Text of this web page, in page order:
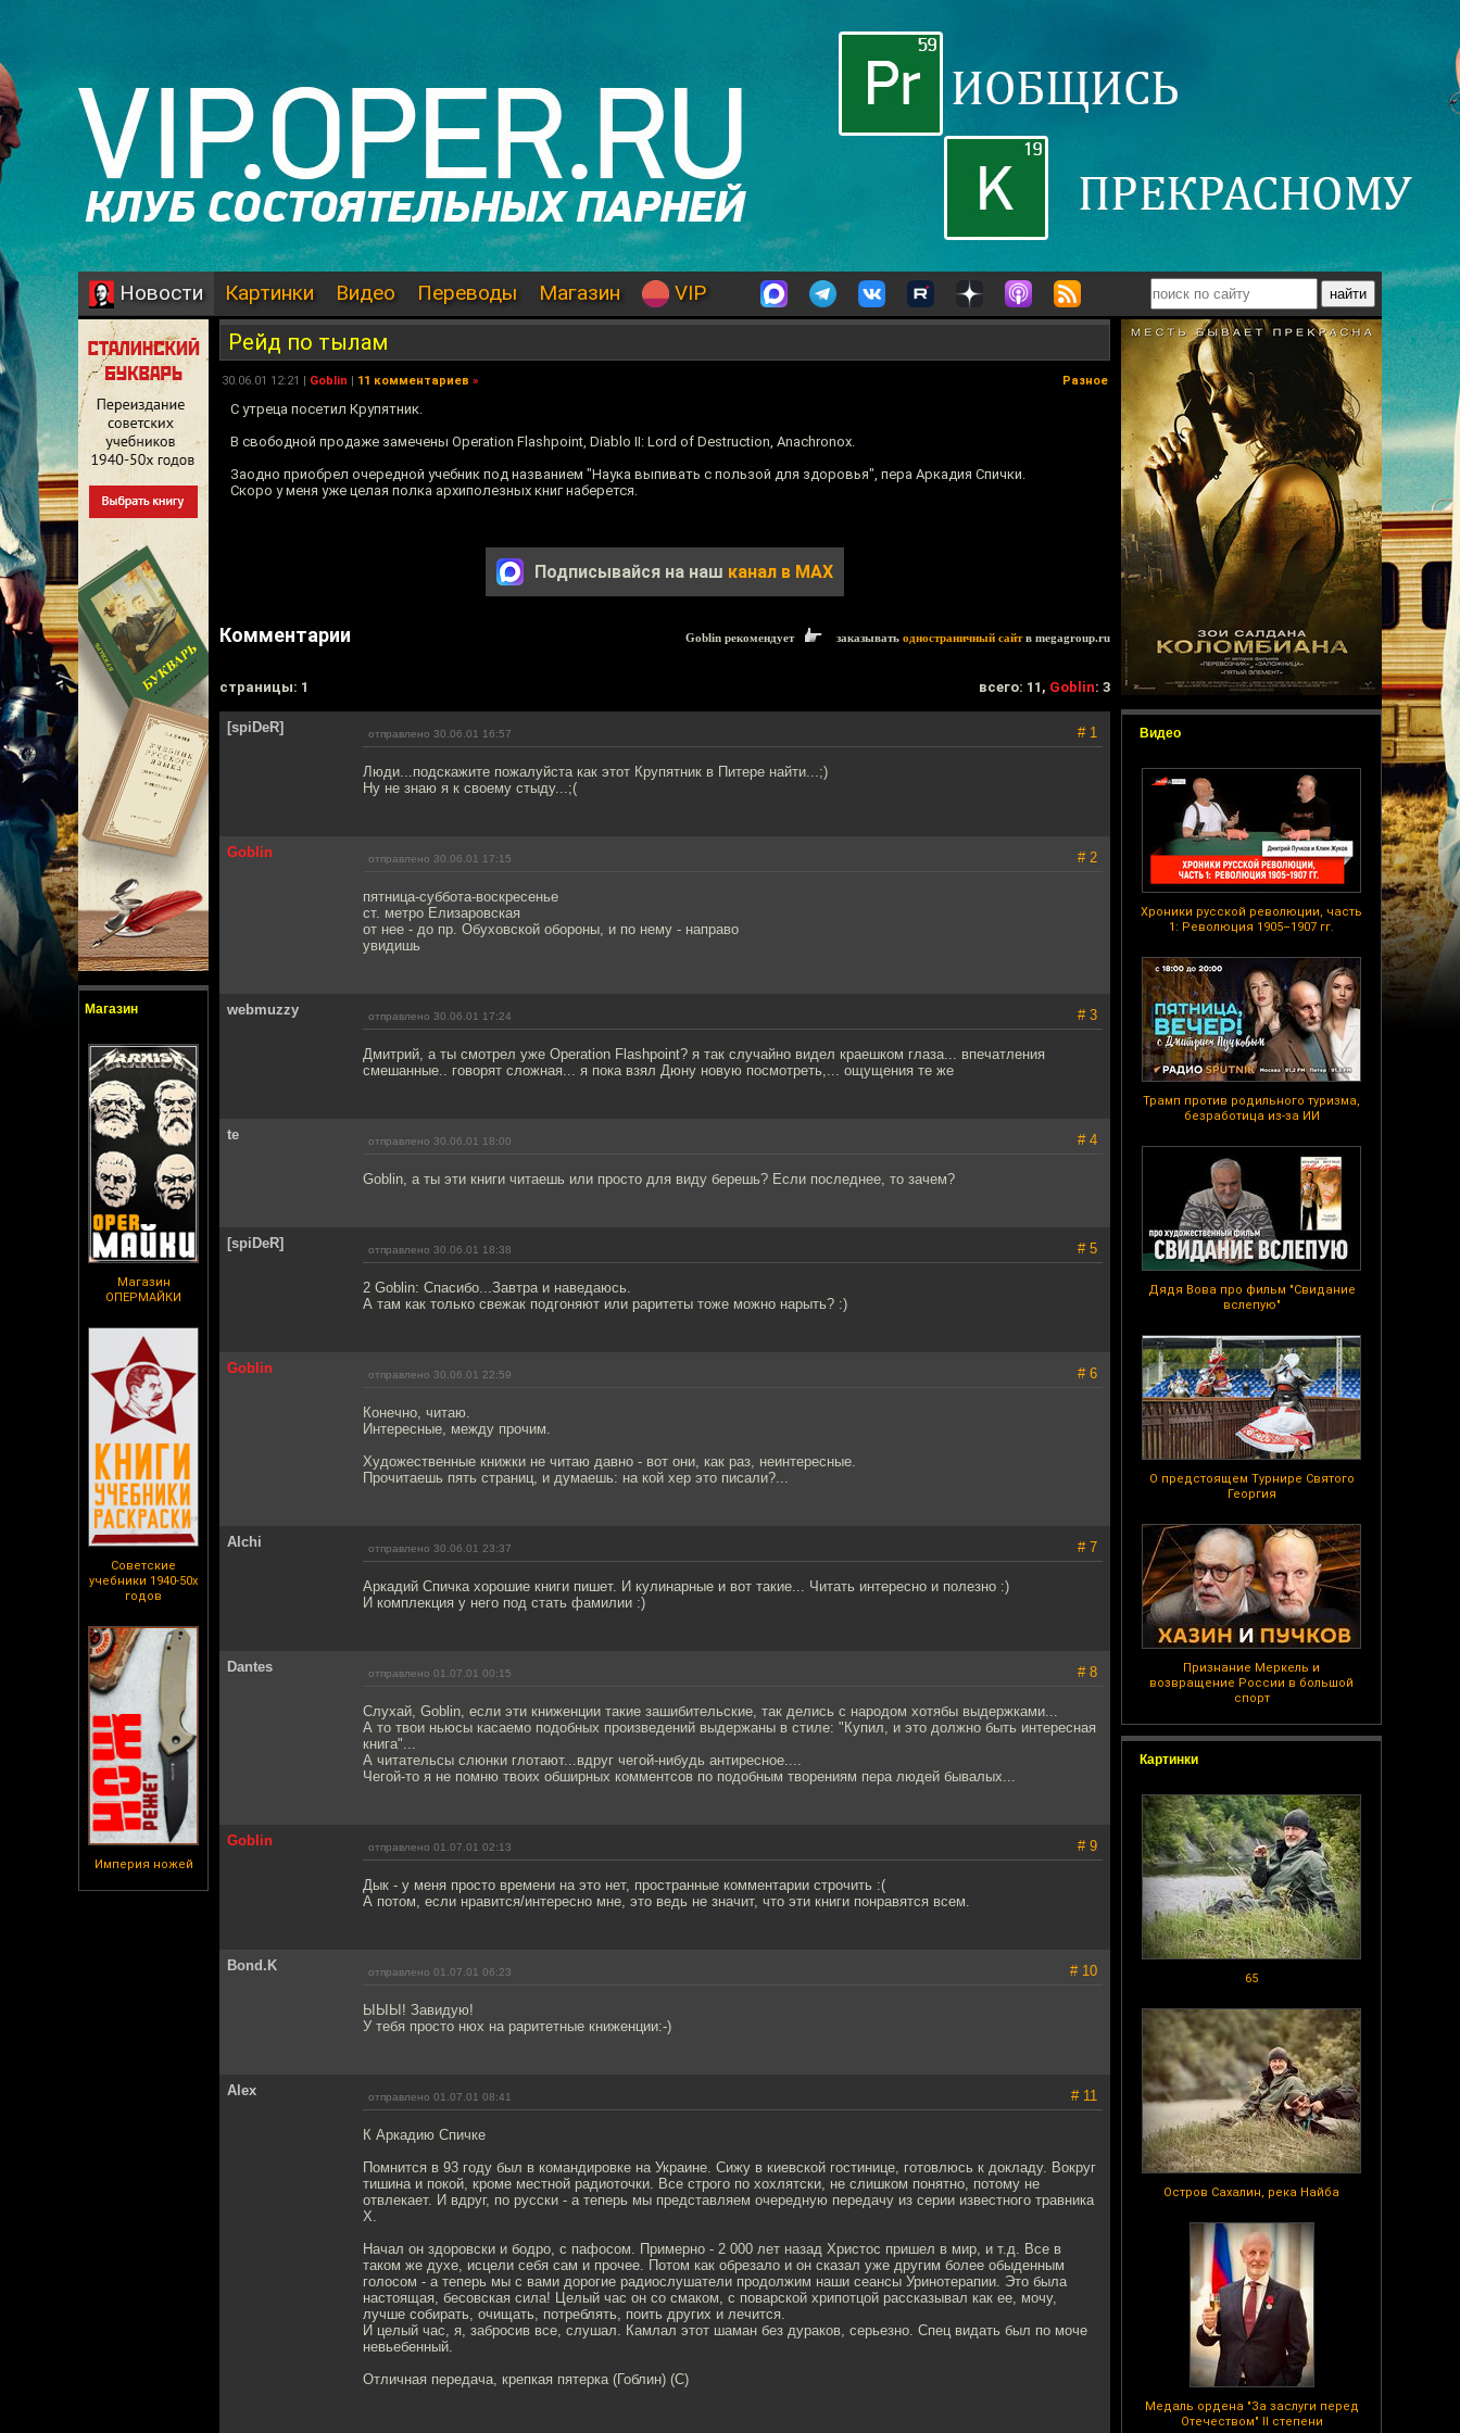
Новости Картинки Видео Переводы Магазин VIP
Магазин
Магазин
ОПЕРМАЙКИ
Советские
учебники 1940-50х
годов
Империя ножей
Видео
Хроники русской революции, часть
1: Революция 1905–1907 гг.
Трамп против родильного туризма,
безработица из-за ИИ
Дядя Вова про фильм "Свидание
вслепую"
О предстоящем Турнире Святого
Георгия
Признание Меркель и
возвращение России в большой
спорт
Картинки
65
Остров Сахалин, река Найба
Медаль ордена "За заслуги перед
Отечеством" II степени
Рейд по тылам
30.06.01 12:21 | Goblin | 11 комментариев » Разное
С утреца посетил Крупятник.
В свободной продаже замечены Operation Flashpoint, Diablo II: Lord of Destruction, Anachronox.
Заодно приобрел очередной учебник под названием "Наука выпивать с пользой для здоровья", пера Аркадия Спички.
Скоро у меня уже целая полка архиполезных книг наберется.
Подписывайся на наш канал в MAX
Комментарии Goblin рекомендует заказывать одностраничный сайтв megagroup.ru
cтраницы: 1 всего: 11, Goblin: 3
[spiDeR] отправлено 30.06.01 16:57 # 1
Люди...подскажите пожалуйста как этот Крупятник в Питере найти...;)
Ну не знаю я к своему стыду...;(
Goblin отправлено 30.06.01 17:15 # 2
пятница-суббота-воскресенье
ст. метро Елизаровская
от нее - до пр. Обуховской обороны, и по нему - направо
увидишь
webmuzzy отправлено 30.06.01 17:24 # 3
Дмитрий, а ты смотрел уже Operation Flashpoint? я так случайно видел краешком глаза... впечатления
смешанные.. говорят сложная... я пока взял Дюну новую посмотреть,... ощущения те же
te отправлено 30.06.01 18:00 # 4
Goblin, а ты эти книги читаешь или просто для виду берешь? Если последнее, то зачем?
[spiDeR] отправлено 30.06.01 18:38 # 5
2 Goblin: Спасибо...Завтра и наведаюсь.
А там как только свежак подгоняют или раритеты тоже можно нарыть? :)
Goblin отправлено 30.06.01 22:59 # 6
Конечно, читаю.
Интересные, между прочим.
Художественные книжки не читаю давно - вот они, как раз, неинтересные.
Прочитаешь пять страниц, и думаешь: на кой хер это писали?...
Alchi отправлено 30.06.01 23:37 # 7
Аркадий Спичка хорошие книги пишет. И кулинарные и вот такие... Читать интересно и полезно :)
И комплекция у него под стать фамилии :)
Dantes отправлено 01.07.01 00:15 # 8
Слухай, Goblin, если эти книженции такие зашибительские, так делись с народом хотябы выдержками...
А то твои ньюсы касаемо подобных произведений выдержаны в стиле: "Купил, и это должно быть интересная
книга"...
А читательсы слюнки глотают...вдруг чегой-нибудь антиресное....
Чегой-то я не помню твоих обширных комментсов по подобным творениям пера людей бывалых...
Goblin отправлено 01.07.01 02:13 # 9
Дык - у меня просто времени на это нет, пространные комментарии строчить :(
А потом, если нравится/интересно мне, это ведь не значит, что эти книги понравятся всем.
Bond.K отправлено 01.07.01 06:23 # 10
ЫЫЫ! Завидую!
У тебя просто нюх на раритетные книженции:-)
Alex отправлено 01.07.01 08:41 # 11
К Аркадию Спичке
Помнится в 93 году был в командировке на Украине. Сижу в киевской гостинице, готовлюсь к докладу. Вокруг
тишина и покой, кроме местной радиоточки. Все строго по хохлятски, не слишком понятно, потому не
отвлекает. И вдруг, по русски - а теперь мы представляем очередную передачу из серии известного травника
Х.
Начал он здоровски и бодро, с пафосом. Примерно - 2 000 лет назад Христос пришел в мир, и т.д. Все в
таком же духе, исцели себя сам и прочее. Потом как обрезало и он сказал уже другим более обыденным
голосом - а теперь мы с вами дорогие радиослушатели продолжим наши сеансы Уринотерапии. Это была
настоящая, бесовская сила! Целый час он со смаком, с поварской хрипотцой рассказывал как ее, мочу,
лучше собирать, очищать, потреблять, поить других и лечится.
И целый час, я, забросив все, слушал. Камлал этот шаман без дураков, серьезно. Спец видать был по моче
невьебенный.
Отличная передача, крепкая пятерка (Гоблин) (С)